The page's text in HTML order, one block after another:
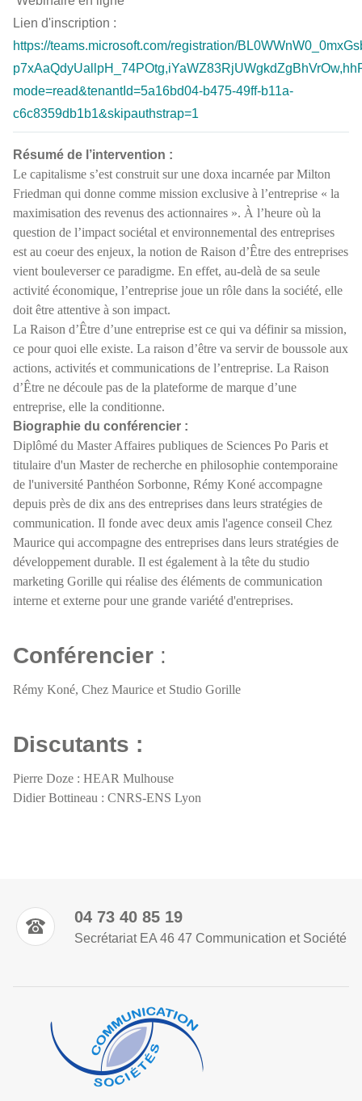
Lien d'inscription :
https://teams.microsoft.com/registration/
mode=read&tenantId=5a16bd04-b475-49ff-b11a-
c6c8359db1b1&skipauthstrap=1
Résumé de l’intervention :
Le capitalisme s’est construit sur une doxa incarnée par Milton
Friedman qui donne comme mission exclusive à l’entreprise « la
maximisation des revenus des actionnaires ». À l’heure où la
question de l’impact sociétal et environnemental des entreprises
est au coeur des enjeux, la notion de Raison d’Être des entreprises
vient bouleverser ce paradigme. En effet, au-delà de sa seule
activité économique, l’entreprise joue un rôle dans la société, elle
doit être attentive à son impact.
La Raison d’Être d’une entreprise est ce qui va définir sa mission,
ce pour quoi elle existe. La raison d’être va servir de boussole aux
actions, activités et communications de l’entreprise. La Raison
d’Être ne découle pas de la plateforme de marque d’une
entreprise, elle la conditionne.
Biographie du conférencier :
Diplômé du Master Affaires publiques de Sciences Po Paris et
titulaire d'un Master de recherche en philosophie contemporaine
de l'université Panthéon Sorbonne, Rémy Koné accompagne
depuis près de dix ans des entreprises dans leurs stratégies de
communication. Il fonde avec deux amis l'agence conseil Chez
Maurice qui accompagne des entreprises dans leurs stratégies de
développement durable. Il est également à la tête du studio
marketing Gorille qui réalise des éléments de communication
interne et externe pour une grande variété d'entreprises.
Conférencier :
Rémy Koné, Chez Maurice et Studio Gorille
Discutants :
Pierre Doze : HEAR Mulhouse
Didier Bottineau : CNRS-ENS Lyon
04 73 40 85 19
Secrétariat EA 46 47 Communication et Société